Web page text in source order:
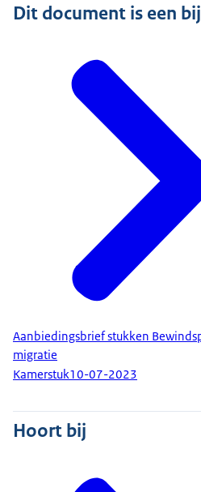
Dit document is een
Aanbiedingsbrief stukken
migratie
Kamerstuk10-07-2023
Hoort bij